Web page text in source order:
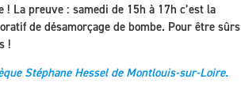
! La preuve : samedi de 15h à 17h c’est la
de désamorçage de bombe. Pour être sûrs
!
Stéphane Hessel de Montlouis-sur-Loire.